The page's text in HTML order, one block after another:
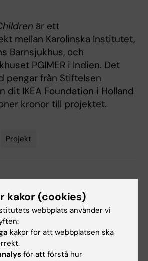
är ett
mellan Karolinska Institutet,
Barnsjukhus, och
PGIMER i Indien. Det
pengar från Stiftelsen
dit IKEA Foundation i Holland
kronor till projektet.
Projekt
kakor (cookies)
webbplats använder vi
kakor för att webbplatsen ska
för att förstå hur